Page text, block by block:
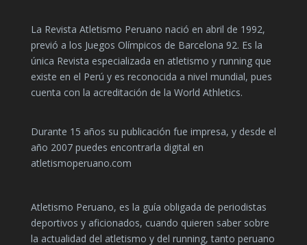
La Revista Atletismo Peruano nació en abril de 1992,
previó a los Juegos Olímpicos de Barcelona 92. Es la
única Revista especializada en atletismo y running que
existe en el Perú y es reconocida a nivel mundial, pues
cuenta con la acreditación de la World Athletics.
Durante 15 años su publicación fue impresa, y desde el
año 2007 puedes encontrarla digital en
atletismoperuano.com
Atletismo Peruano, es la guía obligada de periodistas
deportivos y aficionados, cuando quieren saber sobre
la actualidad del atletismo y del running, tanto peruano